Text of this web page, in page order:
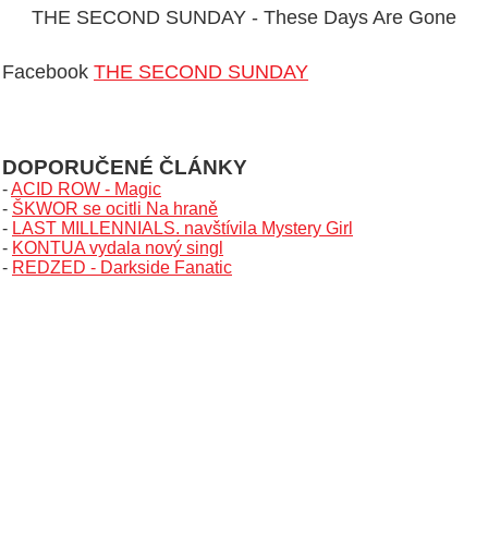
THE SECOND SUNDAY - These Days Are Gone
Facebook THE SECOND SUNDAY
DOPORUČENÉ ČLÁNKY
-ACID ROW - Magic
- ŠKWOR se ocitli Na hraně
- LAST MILLENNIALS. navštívila Mystery Girl
- KONTUA vydala nový singl
- REDZED - Darkside Fanatic